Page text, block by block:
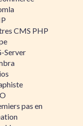
CMS PHP
Server
pas en